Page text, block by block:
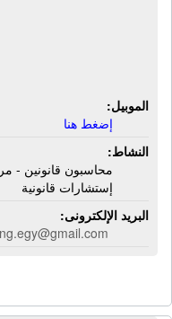
الموبيل:
إضغط هنا
النشاط:
محاسبون قانونين -
إستشارات قانونية
البريد الإلكترونى: